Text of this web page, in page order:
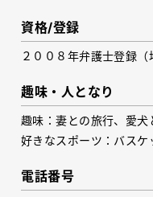
資格/登録
２００８年弁護士登録（
趣味・人となり
趣味：妻との旅行、愛犬
好きなスポーツ：バスケ
電話番号